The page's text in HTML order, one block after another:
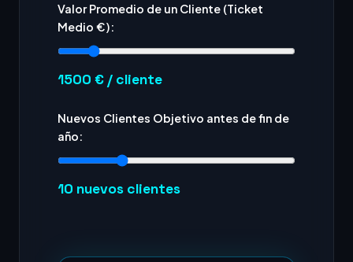
Valor Promedio de un Cliente (Ticket
Medio €):
1500 € / cliente
Nuevos Clientes Objetivo antes de fin de
año:
10 nuevos clientes